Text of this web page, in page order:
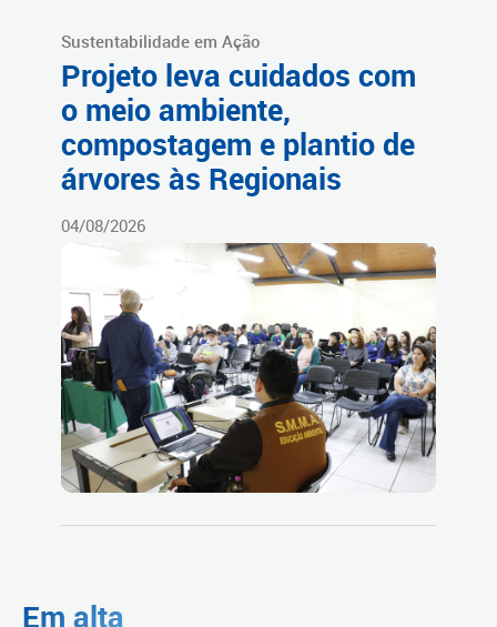
Sustentabilidade em Ação
Projeto leva cuidados com
o meio ambiente,
compostagem e plantio de
árvores às Regionais
04/08/2026
Em alta